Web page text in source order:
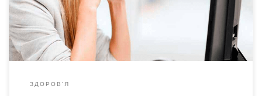
Поки ми сидимо нерухомо, у м’язах накопичується молочна
кислота. Організм зазвичай витрачає […]
ЗДОРОВ'Я